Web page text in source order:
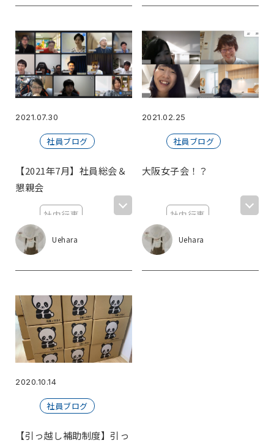
福利厚生 oVice
株式会社
2021.07.30
社員ブログ
【2021年7月】社員総会＆
懇親会
社内行事
懇親会
社員総会
大阪オフィス
Uehara
2021.02.25
社員ブログ
大阪女子会！？
社内行事
懇親会
大阪オフィス
Uehara
2020.10.14
社員ブログ
【引っ越し補助制度】引っ